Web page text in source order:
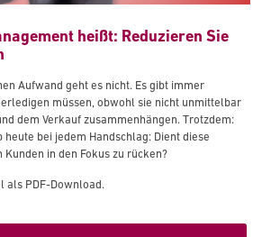
heißt: Reduzieren Sie
Aufwand geht es nicht. Es gibt immer
müssen, obwohl sie nicht unmittelbar
dem Verkauf zusammenhängen. Trotzdem:
heute bei jedem Handschlag: Dient diese
Kunden in den Fokus zu rücken?
als PDF-Download.